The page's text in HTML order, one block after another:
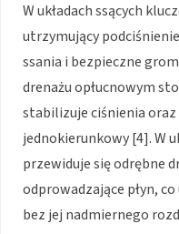
W układach ssących
utrzymujący
ssania i bezpieczne
drenażu opłucnowym
stabilizuje ciśnienia oraz
jednokierunkowy [4]. W
przewiduje się odrębne
odprowadzające płyn,
bez jej nadmiernego